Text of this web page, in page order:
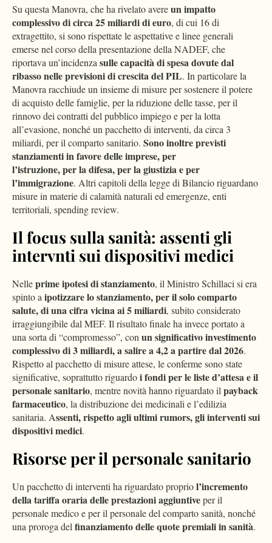
Su questa Manovra, che ha rivelato avereun impatto
complessivo di circa 25 miliardi di euro, di cui 16 di
extragettito, si sono rispettate le aspettative e linee generali
emerse nel corso della presentazione della NADEF, che
riportava un’incidenzasulle capacità di spesa dovute dal
ribasso nelle previsioni di crescita del PIL. In particolare la
Manovra racchiude un insieme di misure per sostenere il potere
di acquisto delle famiglie, per la riduzione delle tasse, per il
rinnovo dei contratti del pubblico impiego e per la lotta
all’evasione, nonché un pacchetto di interventi, da circa 3
miliardi, per il comparto sanitario. Sono inoltre previsti
stanziamenti in favore delle imprese, per
l’istruzione, per la difesa, per la giustizia e per
l’immigrazione. Altri capitoli della legge di Bilancio riguardano
misure in materie di calamità naturali ed emergenze, enti
territoriali, spending review.
Il focus sulla sanità: assenti gli
intervnti sui dispositivi medici
Nelleprime ipotesi di stanziamento, il Ministro Schillaci si era
spinto aipotizzare lo stanziamento, per il solo comparto
salute, di una cifra vicina ai 5 miliardi, subito considerato
irraggiungibile dal MEF. Il risultato finale ha invece portato a
una sorta di “compromesso”, conun significativo investimento
complessivo di 3 miliardi, a salire a 4,2 a partire dal 2026.
Rispetto al pacchetto di misure attese, le conferme sono state
significative, soprattutto riguardoi fondi per le liste d’attesa e il
personale sanitario, mentre novità hanno riguardato ilpayback
farmaceutico, la distribuzione dei medicinali e l’edilizia
sanitaria. Assenti, rispetto agli ultimi rumors, gli interventi sui
dispositivi medici.
Risorse per il personale sanitario
Un pacchetto di interventi ha riguardato propriol’incremento
della tariffa oraria delle prestazioni aggiuntiveper il
personale medico e per il personale del comparto sanità, nonché
una proroga delfinanziamento delle quote premiali in sanità.